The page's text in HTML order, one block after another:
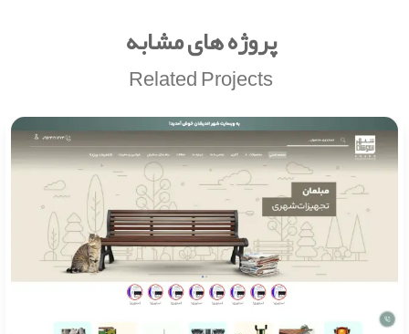
پروژه های مشابه
Related Projects